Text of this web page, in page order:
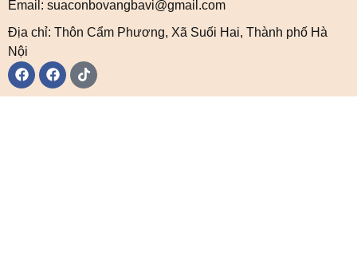
Email: suaconbovangbavi@gmail.com
Địa chỉ: Thôn Cẩm Phương, Xã Suối Hai, Thành phố Hà
Nội